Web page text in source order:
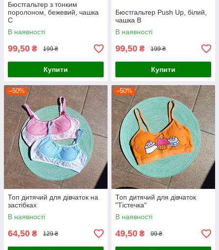
Бюстгальтер з тонким
поролоном, бежевий, чашка
С
В наявності
99,50 ₴ 199 ₴
Купити
Бюстгальтер Push Up, білий,
чашка В
В наявності
99,50 ₴ 199 ₴
Купити
–50%
Топ дитячий для дівчаток на
застібках
В наявності
64,50 ₴ 129 ₴
–50%
Топ дитячий для дівчаток
"Тістечка"
В наявності
49,50 ₴ 99 ₴